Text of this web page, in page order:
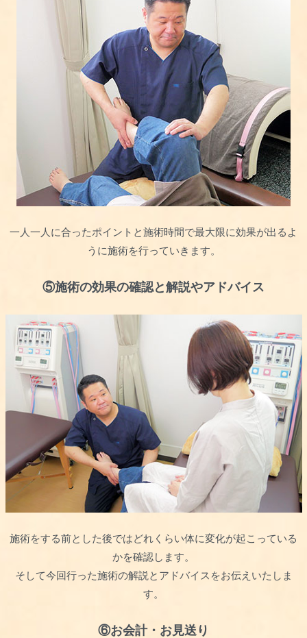
一人一人に合ったポイントと施術時間で最大限に効果が出るよ
うに施術を行っていきます。
⑤施術の効果の確認と解説やアドバイス
施術をする前とした後ではどれくらい体に変化が起こっている
かを確認します。
そして今回行った施術の解説とアドバイスをお伝えいたしま
す。
⑥お会計・お見送り